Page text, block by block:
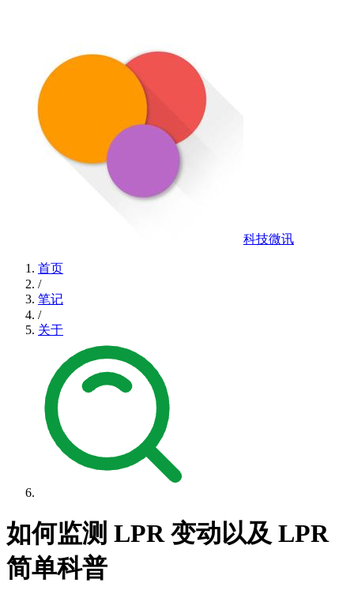
科技微讯
首页
/
笔记
/
关于
如何监测 LPR 变动以及 LPR
简单科普